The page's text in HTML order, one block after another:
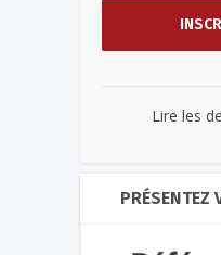
Lire les
PRÉSENTEZ